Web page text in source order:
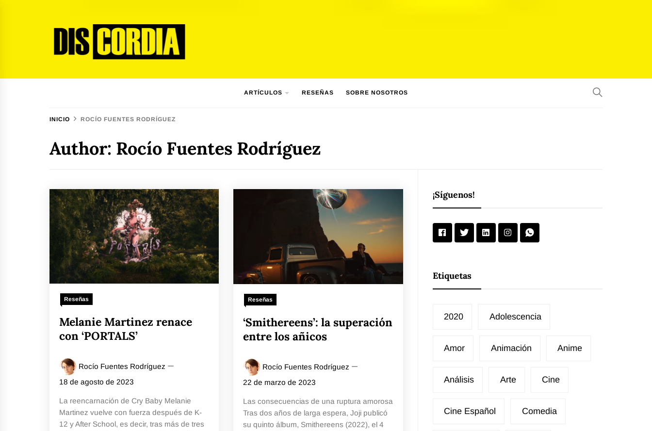
Discordia Magazine
ARTÍCULOS RESEÑAS SOBRE NOSOTROS
INICIO ROCÍO FUENTES RODRÍGUEZ
Author: Rocío Fuentes Rodríguez
Reseñas
Melanie Martinez renace
con ‘PORTALS’
Rocío Fuentes Rodríguez
18 de agosto de 2023
La reencarnación de Cry Baby Melanie
Martinez vuelve con fuerza después de K-
12 y After School, es decir, tras más de tres
Reseñas
‘Smithereens’: la superación
entre los añicos
Rocío Fuentes Rodríguez
22 de marzo de 2023
Las consecuencias de una ruptura amorosa
Tras dos años de larga espera, Joji publicó
su quinto álbum, Smithereens (2022), el 4
¡Síguenos!
Etiquetas
2020 Adolescencia
Amor Animación Anime
Análisis Arte Cine
Cine Español Comedia